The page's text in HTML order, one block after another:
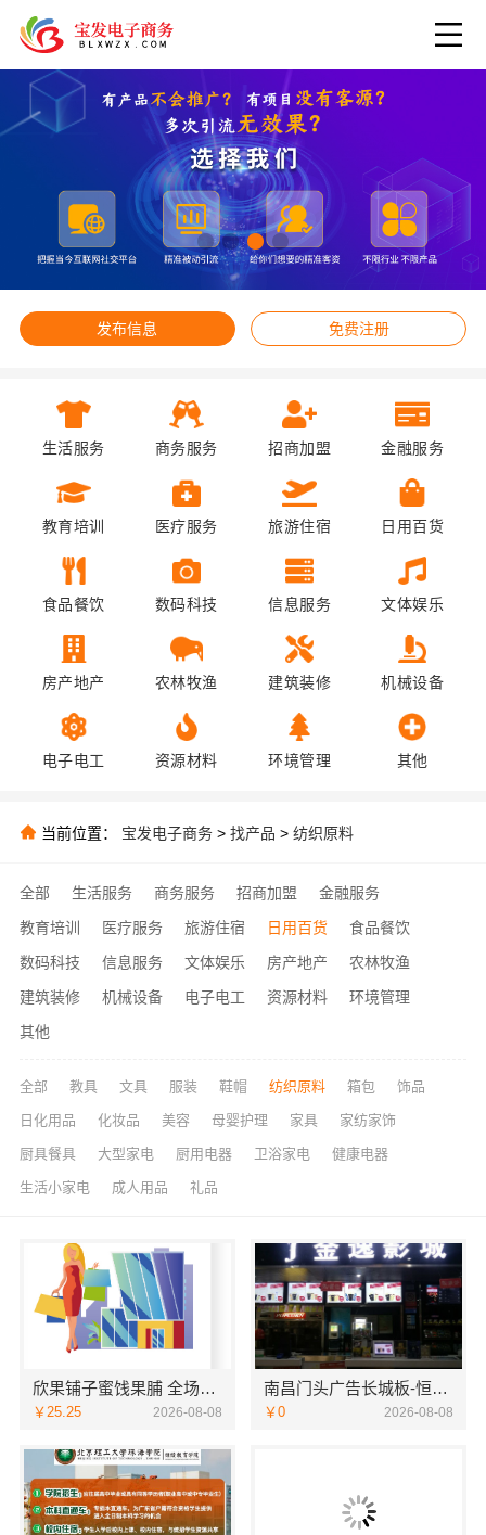
发布信息 免费注册
生活服务 商务服务 招商加盟 金融服务
教育培训 医疗服务 旅游住宿 日用百货
食品餐饮 数码科技 信息服务 文体娱乐
房产地产 农林牧渔 建筑装修 机械设备
电子电工 资源材料 环境管理 其他
当前位置： 宝发电子商务 > 找产品 > 纺织原料
全部 生活服务 商务服务 招商加盟
金融服务
教育培训
医疗服务 旅游住宿 日用百货
食品餐饮
数码科技
信息服务 文体娱乐 房产地产
农林牧渔
建筑装修
机械设备 电子电工 资源材料
环境管理
其他
全部 教具 文具 服装 鞋帽 纺织原料 箱包 饰品
日化用品 化妆品 美容 母婴护理 家具 家纺家饰
厨具餐具 大型家电 厨用电器 卫浴家电 健康电器
生活小家电 成人用品 礼品
欣果铺子蜜饯果脯 全场超低价等你来
￥25.25 2026-08-08
南昌门头广告长城板-恒辉广告
￥0 2026-08-08